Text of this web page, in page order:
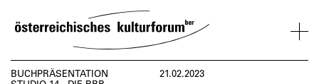
TO
VERANSTALTUNGEN KOSMOS BESUCH
BUCHPRÄSENTATION
21.02.2023